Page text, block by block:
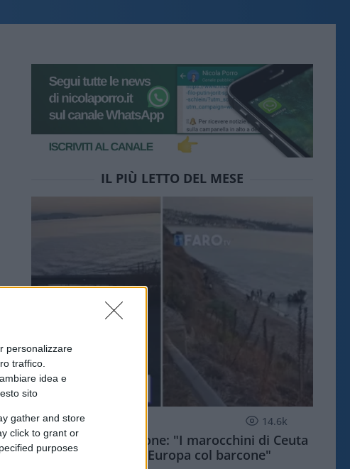
personalizzare
traffico.
idea e
sito
gather and store
click to grant or
purposes
IL PIÙ LETTO DEL MESE
ESTERI 14.6k
Meloni aveva ragione: "I marocchini di Ceuta
sbarcano in Europa col barcone"